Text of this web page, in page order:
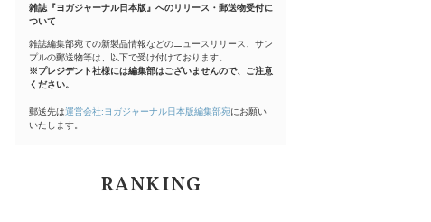
雑誌『ヨガジャーナル日本版』へのリリース・郵送物受付に
ついて
雑誌編集部宛ての新製品情報などのニュースリリース、サン
プルの郵送物等は、以下で受け付けております。
※プレジデント社様には編集部はございませんので、ご注意
ください。
郵送先は運営会社:ヨガジャーナル日本版編集部宛にお願い
いたします。
RANKING